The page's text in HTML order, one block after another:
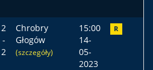
2
-
2
Chrobry
Głogów
(szczegóły)
15:00
14-
05-
2023
R